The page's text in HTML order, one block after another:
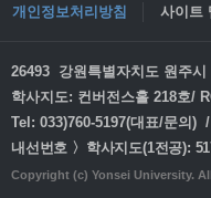
개인정보처리방침 사이트
26493 강원특별자치도 원주시
학사지도: 컨버전스홀 218호/
Tel: 033)760-5197(대표/문의)
내선번호 〉학사지도(1전공):
Copyright (c) Yonsei University.